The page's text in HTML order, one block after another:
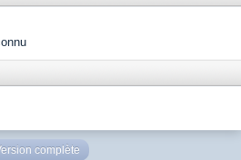
complète